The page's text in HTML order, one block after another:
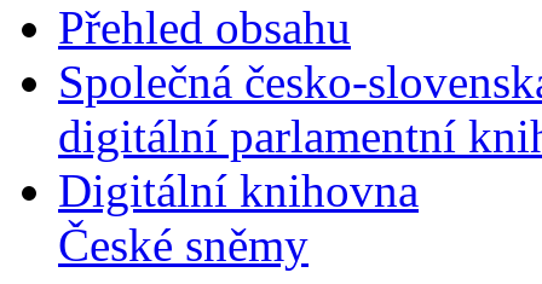
Přehled obsahu
Společná česko-
digitální parlamentní
Digitální knihovna
České sněmy